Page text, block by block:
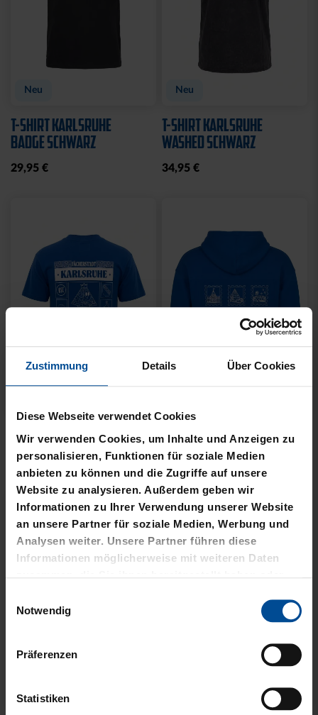
Zustimmung Details Über Cookies
Diese Webseite verwendet Cookies
Wir verwenden Cookies, um Inhalte und Anzeigen zu
personalisieren, Funktionen für soziale Medien
anbieten zu können und die Zugriffe auf unsere
Website zu analysieren. Außerdem geben wir
Informationen zu Ihrer Verwendung unserer Website
an unsere Partner für soziale Medien, Werbung und
Analysen weiter. Unsere Partner führen diese
Informationen möglicherweise mit weiteren Daten
gesammelt haben.
Notwendig
Präferenzen
Statistiken
Neu
T-SHIRT KARLSRUHE
BADGE SCHWARZ
29,95 €
Neu
T-SHIRT KARLSRUHE
WASHED SCHWARZ
34,95 €
T-SHIRT STADTMOMENTE
29,95 €
HOODIE STADTMOMENTE
59,95 €
Neu